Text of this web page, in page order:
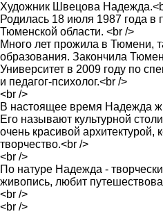
Художник Швецова
Родилась 18 июля 1987 года
Тюменской области. <br />
Много лет прожила в Тюмени,
образования. Закончила
Университет в 2009 году по
и педагог-психолог.<br />
<br />
В настоящее время Надежда
Его называют культурной
очень красивой архитектурой,
творчество.<br />
<br />
По натуре Надежда -
живопись, любит
<br />
<br />